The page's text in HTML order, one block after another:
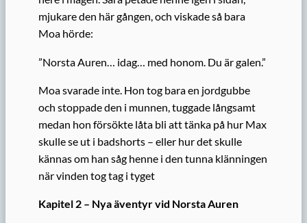
mjukare den här gången, och viskade så bara
Moa hörde:
”Norsta Auren… idag… med honom. Du är galen.”
Moa svarade inte. Hon tog bara en jordgubbe
och stoppade den i munnen, tuggade långsamt
medan hon försökte låta bli att tänka på hur Max
skulle se ut i badshorts – eller hur det skulle
kännas om han såg henne i den tunna klänningen
när vinden tog tag i tyget
Kapitel 2 – Nya äventyr vid Norsta Auren